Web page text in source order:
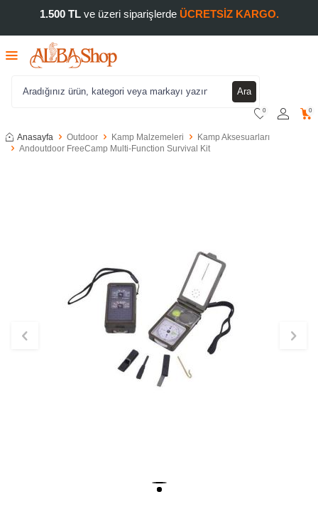
1.500 TLve üzeri siparişlerde ÜCRETSİZ KARGO.
Ara
0 0
Anasayfa Outdoor Kamp Malzemeleri
Kamp Aksesuarları
Andoutdoor FreeCamp Multi-Function Survival Kit